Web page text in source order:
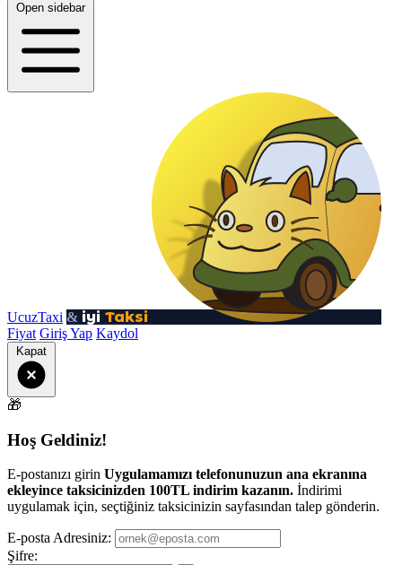
Open sidebar
UcuzTaxi & iyi Taksi
Fiyat Giriş Yap Kaydol
Kapat
🎁
Hoş Geldiniz!
E-postanızı girin Uygulamamızı telefonunuzun ana ekranına
ekleyince taksicinizden 100TL indirim kazanın. İndirimi
uygulamak için, seçtiğiniz taksicinizin sayfasından talep gönderin.
E-posta Adresiniz:
Şifre: